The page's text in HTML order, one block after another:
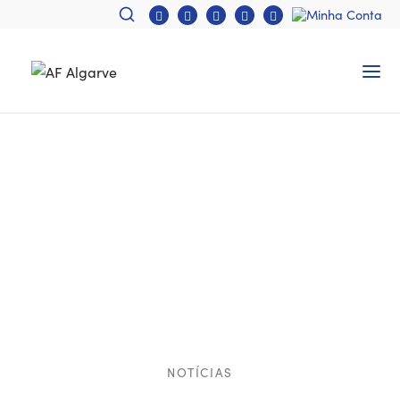
NOTÍCIAS